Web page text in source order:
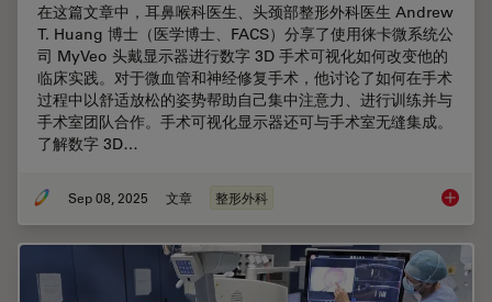
在这篇文章中，耳鼻喉科医生、头颈部整形外科医生 Andrew
T. Huang 博士（医学博士、FACS）分享了使用徕卡微系统公
司 MyVeo 头戴显示器进行数字 3D 手术可视化如何改变他的
临床实践。对于微血管和神经修复手术，他讨论了如何在手术
过程中以舒适放松的姿势帮助自己集中注意力、进行训练并与
手术室团队合作。手术可视化显示器还可与手术室无缝集成。
了解数字 3D…
Sep 08, 2025 文章 整形外科 微血管